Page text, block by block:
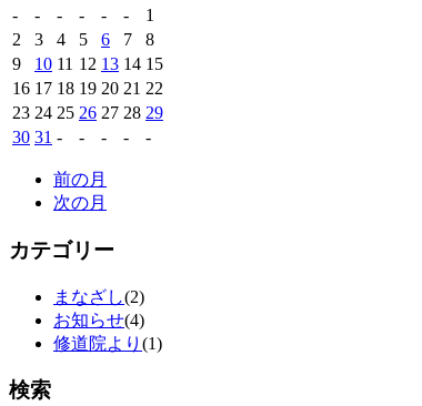
-
- - - - -
1
2
3 4 5 6 7
8
9
10 11 12 13 14 15
16 17 18 19 20 21 22
23 24 25 26 27 28 29
30 31 - - - - -
前の月
次の月
カテゴリー
まなざし(2)
お知らせ(4)
修道院より (1)
検索